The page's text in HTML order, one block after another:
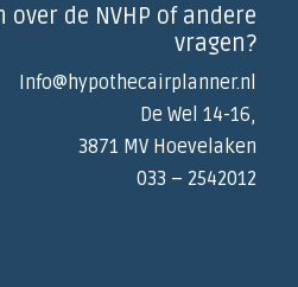
over de NVHP of andere
vragen?
Info@hypothecairplanner.nl
De Wel 14-16,
3871 MV Hoevelaken
033 – 2542012